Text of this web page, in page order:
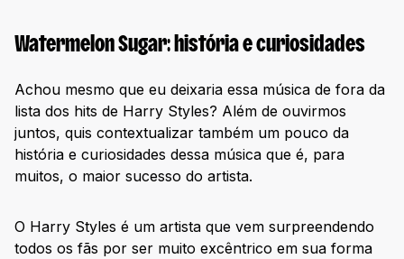
Watermelon Sugar: história e curiosidades
Achou mesmo que eu deixaria essa música de fora da
lista dos hits de Harry Styles? Além de ouvirmos
juntos, quis contextualizar também um pouco da
história e curiosidades dessa música que é, para
muitos, o maior sucesso do artista.
O Harry Styles é um artista que vem surpreendendo
todos os fãs por ser muito excêntrico em sua forma